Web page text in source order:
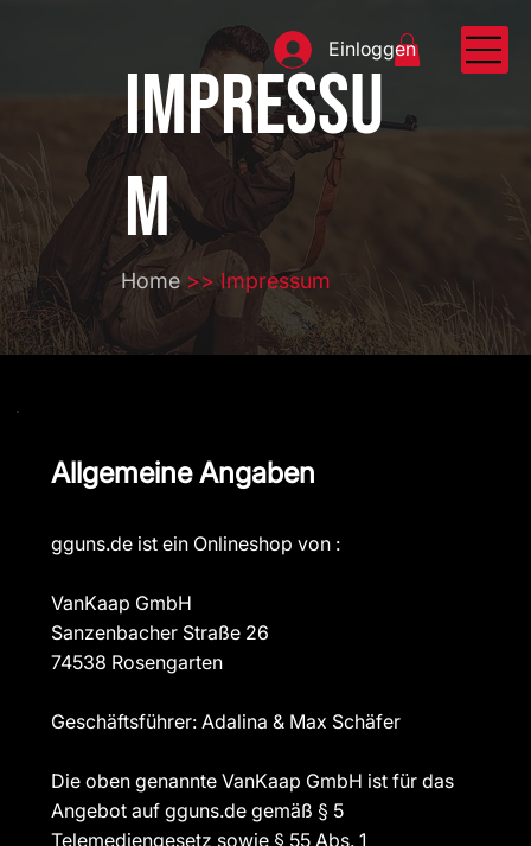
Einloggen
Impressu
m
Home >> Impressum
Allgemeine Angaben
gguns.de ist ein Onlineshop von :
VanKaap GmbH
Sanzenbacher Straße 26
74538 Rosengarten
Geschäftsführer: Adalina & Max Schäfer
Die oben genannte VanKaap GmbH ist für das
Angebot auf gguns.de gemäß § 5
Telemediengesetz sowie § 55 Abs. 1